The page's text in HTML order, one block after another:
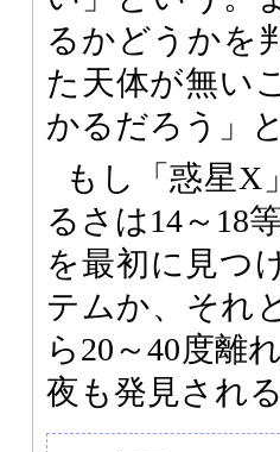
るかどうかを
た天体が無い
かるだろう」
もし「惑星X
るさは14～18
を最初に見つ
テムか、それ
ら20～40度離
夜も発見され